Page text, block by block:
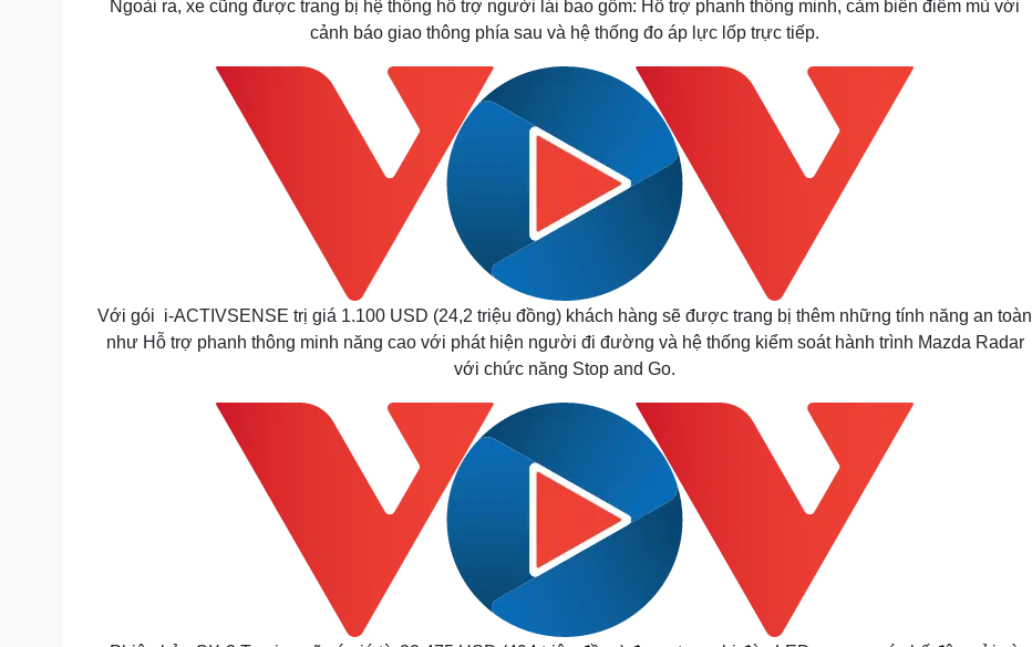
Ngoài ra, xe cũng được trang bị hệ thống hỗ trợ người lái bao gồm: Hỗ trợ phanh thông minh, cảm biến điểm mù với
cảnh báo giao thông phía sau và hệ thống đo áp lực lốp trực tiếp.
Với gói i-ACTIVSENSE trị giá 1.100 USD (24,2 triệu đồng) khách hàng sẽ được trang bị thêm những tính năng an toàn
như Hỗ trợ phanh thông minh năng cao với phát hiện người đi đường và hệ thống kiểm soát hành trình Mazda Radar
với chức năng Stop and Go.